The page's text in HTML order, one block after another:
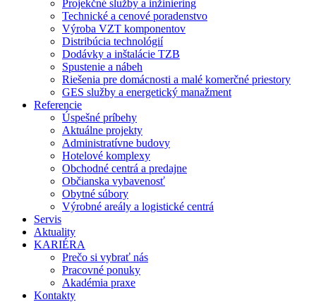
Projekčné služby a inžiniering
Technické a cenové poradenstvo
Výroba VZT komponentov
Distribúcia technológií
Dodávky a inštalácie TZB
Spustenie a nábeh
Riešenia pre domácnosti a malé komerčné priestory
GES služby a energetický manažment
Referencie
Úspešné príbehy
Aktuálne projekty
Administratívne budovy
Hotelové komplexy
Obchodné centrá a predajne
Občianska vybavenosť
Obytné súbory
Výrobné areály a logistické centrá
Servis
Aktuality
KARIÉRA
Prečo si vybrať nás
Pracovné ponuky
Akadémia praxe
Kontakty